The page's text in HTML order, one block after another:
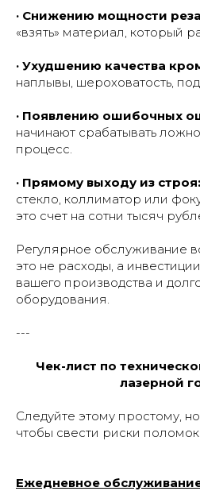
· Снижению мощности
«взять» материал, который
· Ухудшению качества
наплывы, шероховатость,
· Появлению ошибочных
начинают срабатывать
процесс.
· Прямому выходу из строя:
стекло, коллиматор или
это счет на сотни тысяч
Регулярное обслуживание
это не расходы, а
вашего производства и
оборудования.
---
Чек-лист по
лазерной
Следуйте этому простому,
чтобы свести риски
Ежедневное